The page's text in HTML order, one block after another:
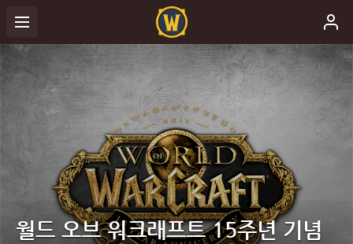
월드 오브 워크래프트 15주년 기념